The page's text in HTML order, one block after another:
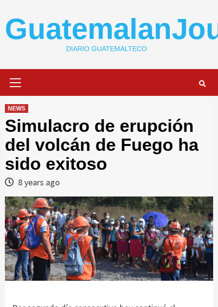
content
DIARIO GUATEMALTECO
NEWS
Simulacro de erupción
del volcán de Fuego ha
sido exitoso
8 years ago